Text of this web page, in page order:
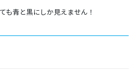
も青と黒にしか見えません！